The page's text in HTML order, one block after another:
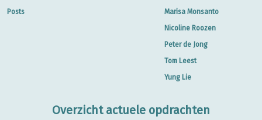
Posts
Marisa Monsanto
Nicoline Roozen
Peter de Jong
Tom Leest
Yung Lie
Overzicht actuele opdrachten